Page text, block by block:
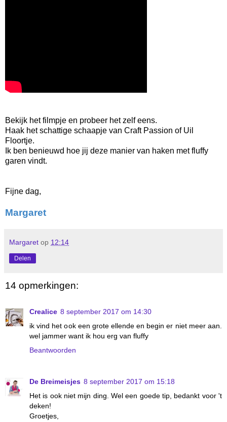
Bekijk het filmpje en probeer het zelf eens.
Haak het schattige schaapje van Craft Passion of Uil
Floortje.
Ik ben benieuwd hoe jij deze manier van haken met fluffy
garen vindt.
Fijne dag,
Margaret
Margaret op 12:14
Delen
14 opmerkingen:
Crealice 8 september 2017 om 14:30
ik vind het ook een grote ellende en begin er niet meer aan.
wel jammer want ik hou erg van fluffy
Beantwoorden
De Breimeisjes 8 september 2017 om 15:18
Het is ook niet mijn ding. Wel een goede tip, bedankt voor 't
deken!
Groetjes,